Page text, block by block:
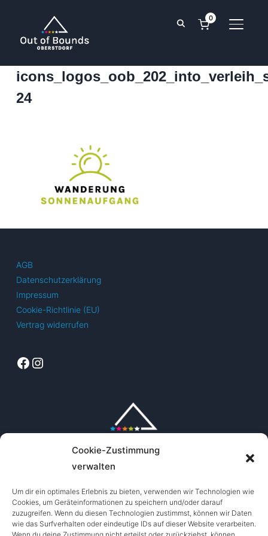
Cookie-Zustimmung
verwalten
Um dir ein optimales Erlebnis zu bieten, verwenden wir Technologien wie
Cookies, um Geräteinformationen zu speichern und/oder darauf
zuzugreifen. Wenn du diesen Technologien zustimmst, können wir Daten
wie das Surfverhalten oder eindeutige IDs auf dieser Website verarbeiten.
0
24
AGB
Datenschutzerklärung
Impressum
Cookie-Richtlinie (EU)
Vertrag widerrufen
Facebook
Instagram